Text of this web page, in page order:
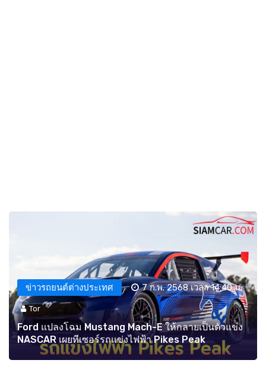
ข่าวรถยนต์ต่างประเทศ 7 ก.พ. 2568 เวลา 14:40 น.
Tor
Ford แปลงโฉม Mustang Mach-E ให้กลายเป็นตัวแข่ง
NASCAR เผยทีเซอร์รถแข่งไฟฟ้า Pikes Peak